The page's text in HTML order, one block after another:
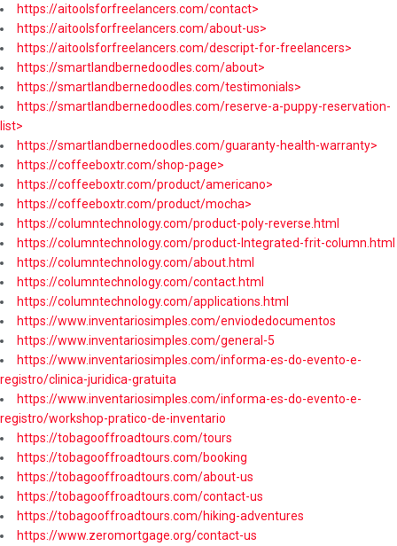
https://aitoolsforfreelancers.com/contact>
https://aitoolsforfreelancers.com/about-us>
https://aitoolsforfreelancers.com/descript-for-freelancers>
https://smartlandbernedoodles.com/about>
https://smartlandbernedoodles.com/testimonials>
https://smartlandbernedoodles.com/reserve-a-puppy-reservation-
list>
https://smartlandbernedoodles.com/guaranty-health-warranty>
https://coffeeboxtr.com/shop-page>
https://coffeeboxtr.com/product/americano>
https://coffeeboxtr.com/product/mocha>
https://columntechnology.com/product-poly-reverse.html
https://columntechnology.com/product-Integrated-frit-column.html
https://columntechnology.com/about.html
https://columntechnology.com/contact.html
https://columntechnology.com/applications.html
https://www.inventariosimples.com/enviodedocumentos
https://www.inventariosimples.com/general-5
https://www.inventariosimples.com/informa-es-do-evento-e-
registro/clinica-juridica-gratuita
https://www.inventariosimples.com/informa-es-do-evento-e-
registro/workshop-pratico-de-inventario
https://tobagooffroadtours.com/tours
https://tobagooffroadtours.com/booking
https://tobagooffroadtours.com/about-us
https://tobagooffroadtours.com/contact-us
https://tobagooffroadtours.com/hiking-adventures
https://www.zeromortgage.org/contact-us